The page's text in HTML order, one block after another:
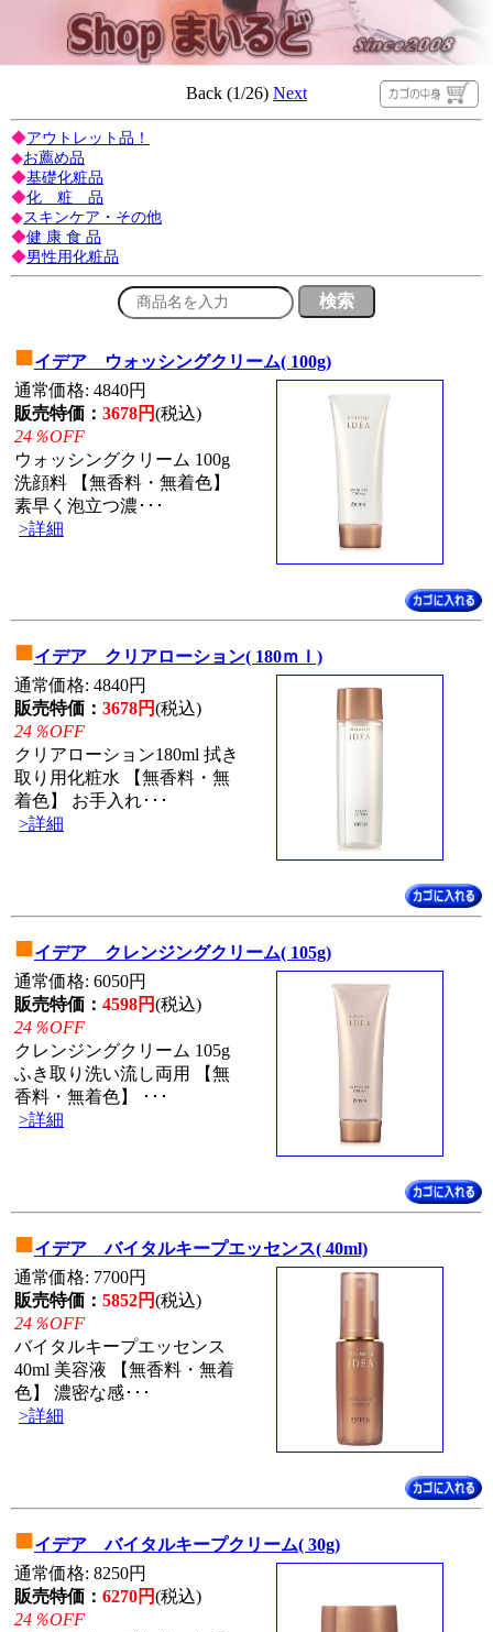
Back (1/26) Next
◆アウトレット品！
◆お薦め品
◆基礎化粧品
◆化 粧 品
◆スキンケア・その他
◆健 康 食 品
◆男性用化粧品
■イデア ウォッシングクリーム( 100g)
通常価格: 4840円
販売特価： 3678円(税込)
24％OFF
ウォッシングクリーム 100g
洗顔料 【無香料・無着色】
素早く泡立つ濃･･･
>詳細
■イデア クリアローション( 180ｍｌ)
通常価格: 4840円
販売特価： 3678円(税込)
24％OFF
クリアローション180ml 拭き
取り用化粧水 【無香料・無
着色】 お手入れ･･･
>詳細
■イデア クレンジングクリーム( 105g)
通常価格: 6050円
販売特価： 4598円(税込)
24％OFF
クレンジングクリーム 105g
ふき取り洗い流し両用 【無
香料・無着色】 ･･･
>詳細
■イデア バイタルキープエッセンス( 40ml)
通常価格: 7700円
販売特価： 5852円(税込)
24％OFF
バイタルキープエッセンス
40ml 美容液 【無香料・無着
色】 濃密な感･･･
>詳細
■イデア バイタルキープクリーム( 30g)
通常価格: 8250円
販売特価： 6270円(税込)
24％OFF